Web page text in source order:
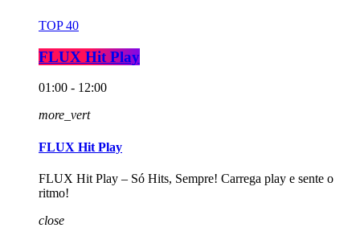
TOP 40
FLUX Hit Play
01:00 - 12:00
more_vert
FLUX Hit Play
FLUX Hit Play – Só Hits, Sempre! Carrega play e sente o
ritmo!
close